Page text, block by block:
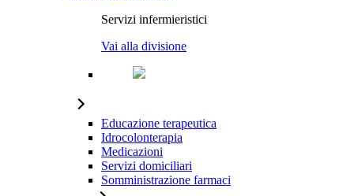
Servizi infermieristici
Vai alla divisione
Educazione terapeutica
Idrocolonterapia
Medicazioni
Servizi domiciliari
Somministrazione farmaci